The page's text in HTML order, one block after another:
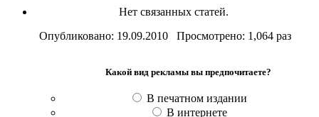
Нет связанных статей.
Опубликовано: 19.09.2010 Просмотрено: 1,064 раз
Какой вид рекламы вы предпочитаете?
В печатном издании
В интернете